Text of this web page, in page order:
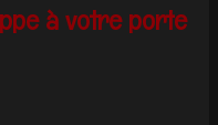
à votre porte